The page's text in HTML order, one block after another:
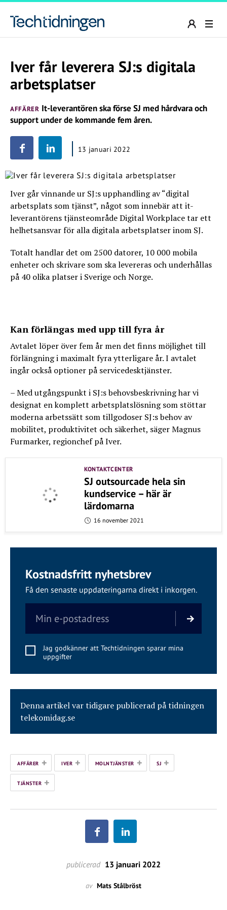
Iver får leverera SJ:s digitala
arbetsplatser
AFFÄRER It-leverantören ska förse SJ med hårdvara och
support under de kommande fem åren.
13 januari 2022
Iver går vinnande ur SJ:s upphandling av “digital
arbetsplats som tjänst”, något som innebär att it-
leverantörens tjänsteområde Digital Workplace tar ett
helhetsansvar för alla digitala arbetsplatser inom SJ.
Totalt handlar det om 2500 datorer, 10 000 mobila
enheter och skrivare som ska levereras och underhållas
på 40 olika platser i Sverige och Norge.
Kan förlängas med upp till fyra år
Avtalet löper över fem år men det finns möjlighet till
förlängning i maximalt fyra ytterligare år. I avtalet
ingår också optioner på servicedesktjänster.
– Med utgångspunkt i SJ:s behovsbeskrivning har vi
designat en komplett arbetsplatslösning som stöttar
moderna arbetssätt som tillgodoser SJ:s behov av
mobilitet, produktivitet och säkerhet, säger Magnus
Furmarker, regionchef på Iver.
KONTAKTCENTER
SJ outsourcade hela sin
kundservice – här är
lärdomarna
16 november 2021
Kostnadsfritt nyhetsbrev
Få den senaste uppdateringarna direkt i inkorgen.
Jag godkänner att Techtidningen sparar mina
uppgifter
Denna artikel var tidigare publicerad på tidningen
telekomidag.se
AFFÄRER + IVER + MOLNTJÄNSTER + SJ +
TJÄNSTER +
publicerad 13 januari 2022
av Mats Stålbröst